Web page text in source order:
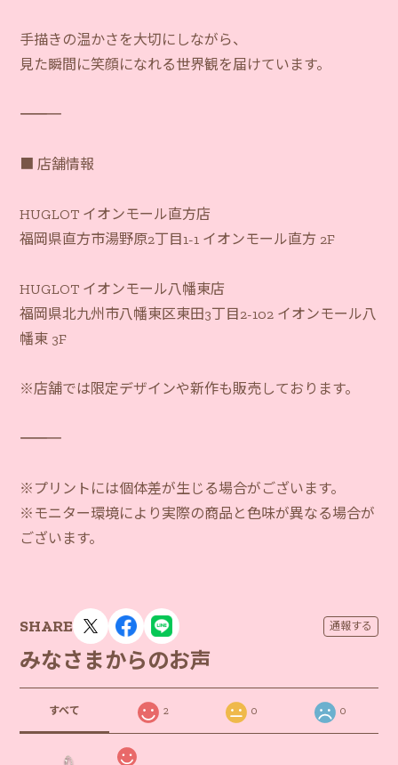
手描きの温かさを大切にしながら、
見た瞬間に笑顔になれる世界観を届けています。
―――――――――――
■ 店舗情報
HUGLOT イオンモール直方店
福岡県直方市湯野原2丁目1-1 イオンモール直方 2F
HUGLOT イオンモール八幡東店
福岡県北九州市八幡東区東田3丁目2-102 イオンモール八
幡東 3F
※店舗では限定デザインや新作も販売しております。
―――――――――――
※プリントには個体差が生じる場合がございます。
※モニター環境により実際の商品と色味が異なる場合が
ございます。
SHARE 通報する
みなさまからのお声
すべて 2 0 0